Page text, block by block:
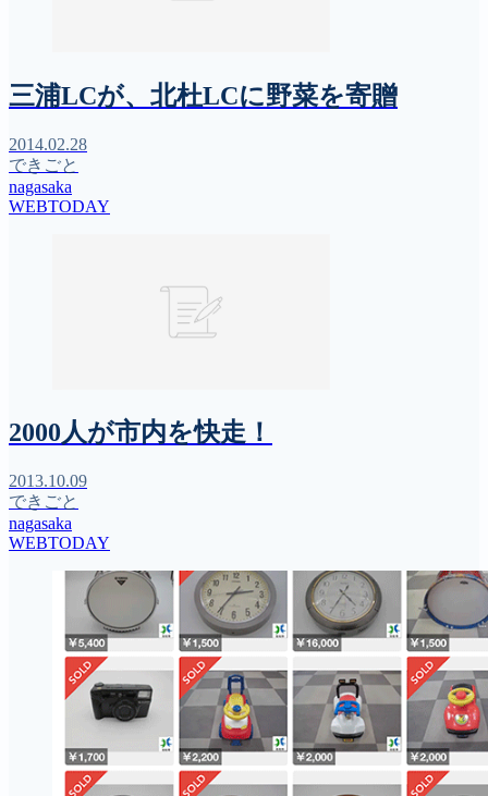
三浦LCが、北杜LCに野菜を寄贈
2014.02.28
できごと
nagasaka
WEBTODAY
2000人が市内を快走！
2013.10.09
できごと
nagasaka
WEBTODAY